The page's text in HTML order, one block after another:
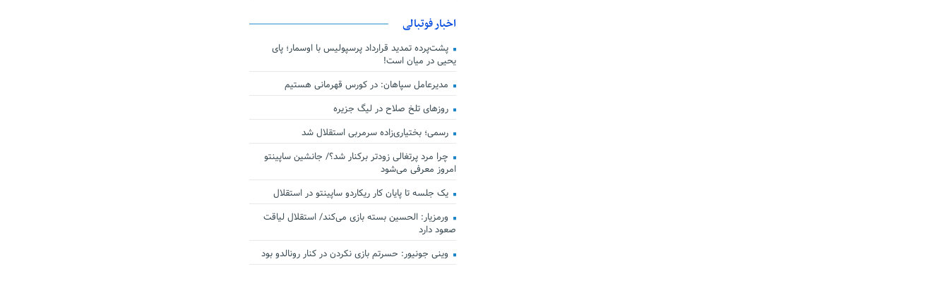
اخبار فوتبالی
پشت‌پرده تمدید قرارداد پرسپولیس با اوسمار؛ پای
یحیی در میان است!
مدیرعامل سپاهان: در کورس قهرمانی هستیم
روزهای تلخ صلاح در لیگ جزیره
رسمی؛ بختیاری‌زاده سرمربی استقلال شد
چرا مرد پرتغالی زودتر برکنار شد؟/ جانشین ساپینتو
امروز معرفی می‌شود
یک جلسه تا پایان کار ریکاردو ساپینتو در استقلال
ورمزیار: الحسین بسته بازی می‌کند/ استقلال لیاقت
صعود دارد
وینی جونیور: حسرتم بازی نکردن در کنار رونالدو بود